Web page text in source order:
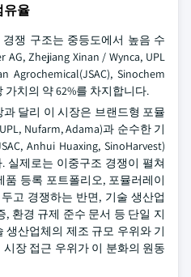
유율
쟁 구조는 중등도에서 높음 수
Zhejiang Xinan / Wynca, UPL
Agrochemical(JSAC), Sinochem
치의 약 62%를 차지합니다.
달리 이 시장은 브랜드형 포뮬
Nufarm, Adama)과 순수한 기
Anhui Huaxing, SinoHarvest)
실제로는 이중구조 경쟁이 펼쳐
등록 포트폴리오, 포뮬러레이
고 경쟁하는 반면, 기술 생산업
, 환경 규제 준수 문서 등 단일 지
생산업체의 제조 규모 우위와 기
장 접근 우위가 이 분화의 원동